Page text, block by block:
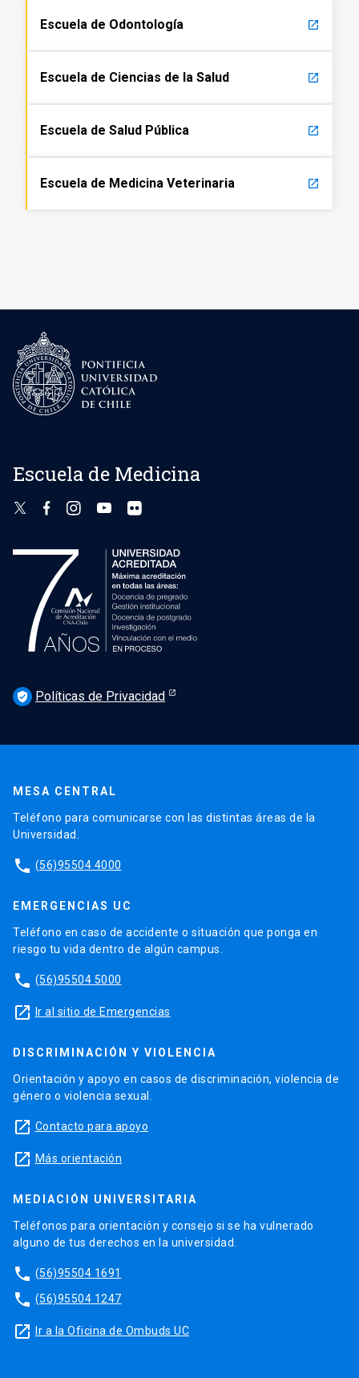
Escuela de Odontología launch
Escuela de Ciencias de la Salud launch
Escuela de Salud Pública launch
Escuela de Medicina Veterinaria launch
Escuela de Medicina
verified_user Políticas de Privacidad
MESA CENTRAL
Teléfono para comunicarse con las distintas áreas de la
Universidad.
phone (56)95504 4000
EMERGENCIAS UC
Teléfono en caso de accidente o situación que ponga en
riesgo tu vida dentro de algún campus.
phone (56)95504 5000
launch Ir al sitio de Emergencias
DISCRIMINACIÓN Y VIOLENCIA
Orientación y apoyo en casos de discriminación, violencia de
género o violencia sexual.
launch Contacto para apoyo
launch Más orientación
MEDIACIÓN UNIVERSITARIA
Teléfonos para orientación y consejo si se ha vulnerado
alguno de tus derechos en la universidad.
phone (56)95504 1691
phone (56)95504 1247
launch Ir a la Oficina de Ombuds UC